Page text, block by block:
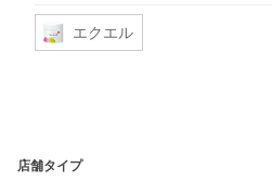
エクエル
店舗タイプ